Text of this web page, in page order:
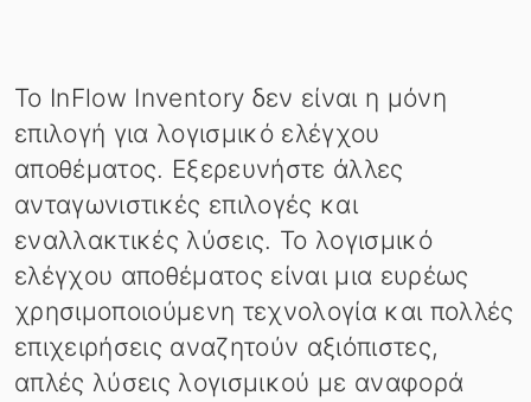
Το InFlow Inventory δεν είναι η μόνη
επιλογή για λογισμικό ελέγχου
αποθέματος. Εξερευνήστε άλλες
ανταγωνιστικές επιλογές και
εναλλακτικές λύσεις. Το λογισμικό
ελέγχου αποθέματος είναι μια ευρέως
χρησιμοποιούμενη τεχνολογία και πολλές
επιχειρήσεις αναζητούν αξιόπιστες,
απλές λύσεις λογισμικού με αναφορά